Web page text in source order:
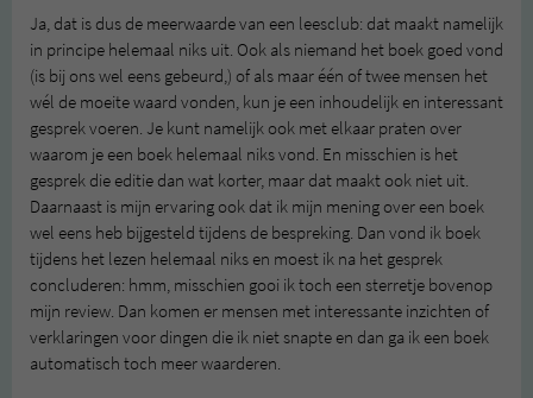
Ja, dat is dus de meerwaarde van een leesclub: dat maakt namelijk
in principe helemaal niks uit. Ook als niemand het boek goed vond
(is bij ons wel eens gebeurd,) of als maar één of twee mensen het
wél de moeite waard vonden, kun je een inhoudelijk en interessant
gesprek voeren. Je kunt namelijk ook met elkaar praten over
waarom je een boek helemaal niks vond. En misschien is het
gesprek die editie dan wat korter, maar dat maakt ook niet uit.
Daarnaast is mijn ervaring ook dat ik mijn mening over een boek
wel eens heb bijgesteld tijdens de bespreking. Dan vond ik boek
tijdens het lezen helemaal niks en moest ik na het gesprek
concluderen: hmm, misschien gooi ik toch een sterretje bovenop
mijn review. Dan komen er mensen met interessante inzichten of
verklaringen voor dingen die ik niet snapte en dan ga ik een boek
automatisch toch meer waarderen.